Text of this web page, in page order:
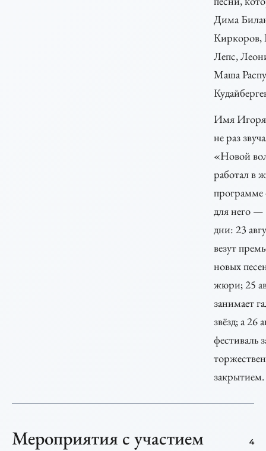
Дима
Киркоров,
Лепс,
Маша
Имя
не раз
«Новой
работал в
программе
для него —
дни: 23
везут
новых
жюри; 25
занимает
звёзд; а 26
фестиваль
закрытием.
Мероприятия с участием 4